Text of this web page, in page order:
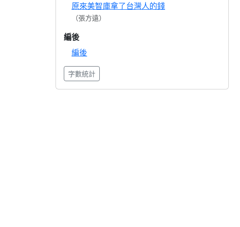
原來美智庫拿了台灣人的錢
（張方遠）
編後
編後
字數統計